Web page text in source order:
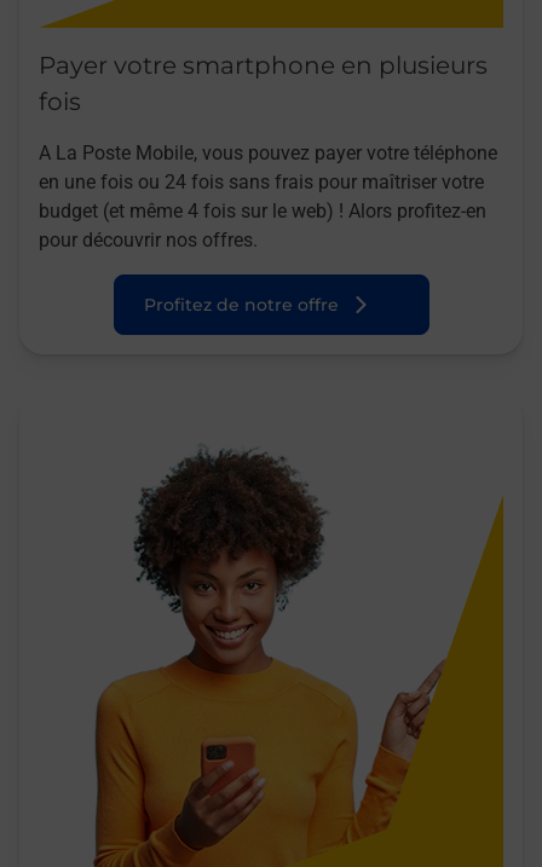
Payer votre smartphone en plusieurs
fois
A La Poste Mobile, vous pouvez payer votre téléphone
en une fois ou 24 fois sans frais pour maîtriser votre
budget (et même 4 fois sur le web) ! Alors profitez-en
pour découvrir nos offres.
Profitez de notre offre